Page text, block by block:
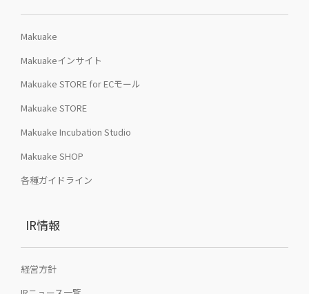
Makuake
Makuakeインサイト
Makuake STORE for ECモール
Makuake STORE
Makuake Incubation Studio
Makuake SHOP
各種ガイドライン
IR情報
経営方針